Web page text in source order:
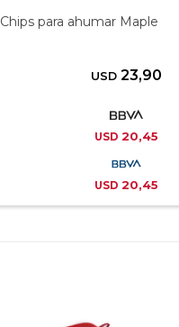
Chips para ahumar Maple
USD 23,90
USD 20,45
USD 20,45